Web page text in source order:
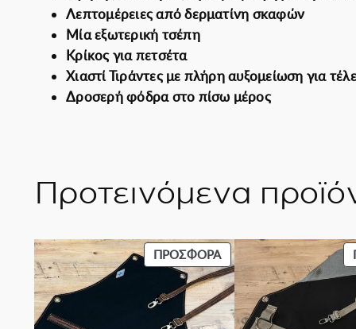
Λεπτομέρειες από δερματίνη σκαφών
Μία εξωτερική τσέπη
Κρίκος για πετσέτα
Χιαστί Τιράντες με πλήρη αυξομείωση για
Δροσερή φόδρα στο πίσω μέρος
Προτεινόμενα
ΠΡΟΣΦΟΡΆΠΡΟΪΌΝ
ΣΕ
ΠΡΟΣΦΟΡΆ